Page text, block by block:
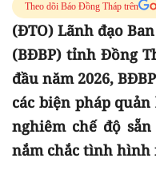
Theo dõi Báo Đồng Tháp trên
(ĐTO) Lãnh đạo
(BĐBP) tỉnh Đồng
đầu năm 2026,
các biện pháp
nghiêm chế độ
nắm chắc tình hình